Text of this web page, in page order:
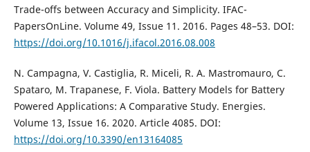
Trade-offs between Accuracy and Simplicity. IFAC-
PapersOnLine. Volume 49, Issue 11. 2016. Pages 48–53. DOI:
https://doi.org/10.1016/j.ifacol.2016.08.008
N. Campagna, V. Castiglia, R. Miceli, R. A. Mastromauro, C.
Spataro, M. Trapanese, F. Viola. Battery Models for Battery
Powered Applications: A Comparative Study. Energies.
Volume 13, Issue 16. 2020. Article 4085. DOI:
https://doi.org/10.3390/en13164085